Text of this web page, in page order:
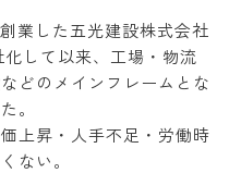
業した五光建設株式会社
して以来、工場・物流
どのメインフレームとな
。
上昇・人手不足・労働時
ない。